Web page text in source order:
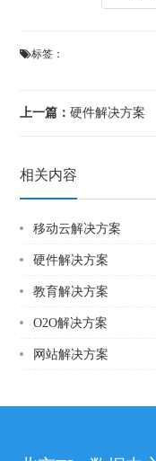
标签：
上一篇：硬件解决方案
相关内容
移动云解决方案
硬件解决方案
教育解决方案
O2O解决方案
网站解决方案